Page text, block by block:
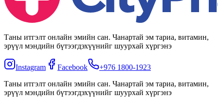
Таны итгэлт онлайн эмийн сан. Чанартай эм тариа, витамин,
эрүүл мэндийн бүтээгдэхүүнийг шуурхай хүргэнэ
Instagram Facebook
+976 1800-1923
Таны итгэлт онлайн эмийн сан. Чанартай эм тариа, витамин,
эрүүл мэндийн бүтээгдэхүүнийг шуурхай хүргэнэ